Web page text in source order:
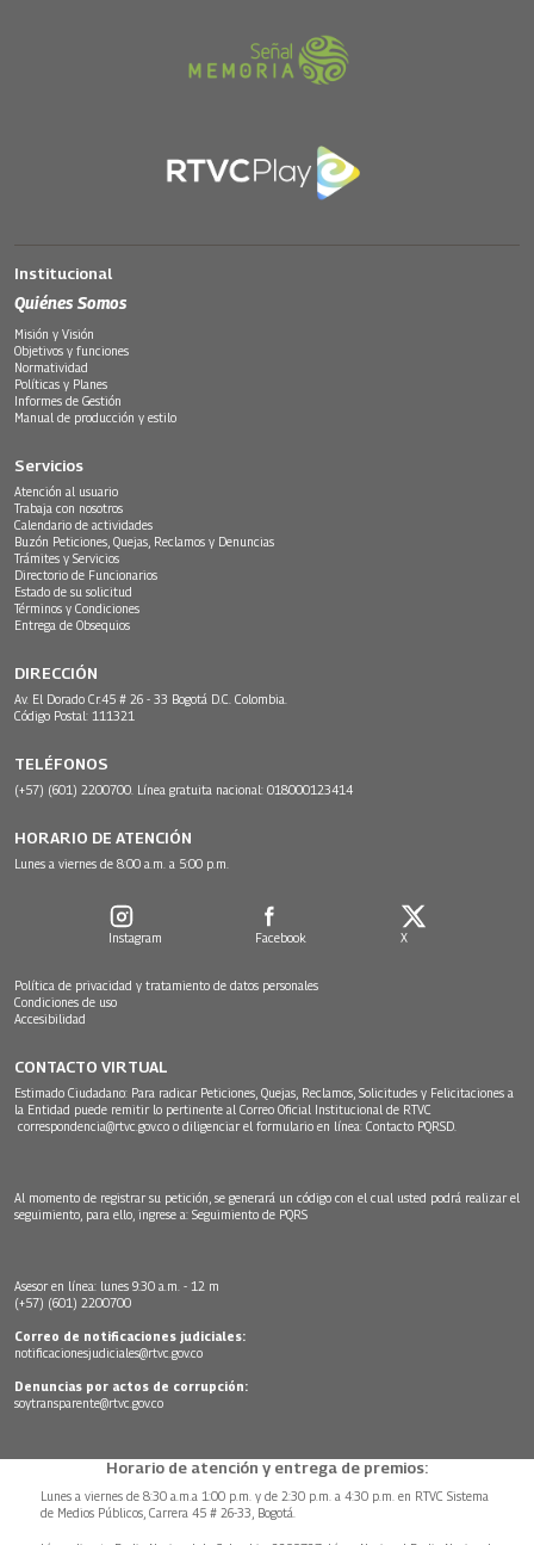
Institucional
Quiénes Somos
Misión y Visión
Objetivos y funciones
Normatividad
Políticas y Planes
Informes de Gestión
Manual de producción y estilo
Servicios
Atención al usuario
Trabaja con nosotros
Calendario de actividades
Buzón Peticiones, Quejas, Reclamos y Denuncias
Trámites y Servicios
Directorio de Funcionarios
Estado de su solicitud
Términos y Condiciones
Entrega de Obsequios
DIRECCIÓN
Av. El Dorado Cr.45 # 26 - 33 Bogotá D.C. Colombia.
Código Postal: 111321
TELÉFONOS
(+57) (601) 2200700. Línea gratuita nacional: 018000123414
HORARIO DE ATENCIÓN
Lunes a viernes de 8:00 a.m. a 5:00 p.m.
Instagram Facebook X
Política de privacidad y tratamiento de datos personales
Condiciones de uso
Accesibilidad
CONTACTO VIRTUAL
Estimado Ciudadano: Para radicar Peticiones, Quejas, Reclamos, Solicitudes y Felicitaciones a
la Entidad puede remitir lo pertinente al Correo Oficial Institucional de RTVC
correspondencia@rtvc.gov.co o diligenciar el formulario en línea: Contacto PQRSD.
Al momento de registrar su petición, se generará un código con el cual usted podrá realizar el
seguimiento, para ello, ingrese a: Seguimiento de PQRS
Asesor en línea: lunes 9:30 a.m. - 12 m
(+57) (601) 2200700
Correo de notificaciones judiciales:
notificacionesjudiciales@rtvc.gov.co
Denuncias por actos de corrupción:
soytransparente@rtvc.gov.co
Horario de atención y entrega de premios:
Lunes a viernes de 8:30 a.m.a 1:00 p.m. y de 2:30 p.m. a 4:30 p.m. en RTVC Sistema
de Medios Públicos, Carrera 45 # 26-33, Bogotá.